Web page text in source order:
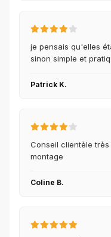
je pensais qu'elles
sinon simple et
Patrick K.
Conseil clientèle
montage
Coline B.